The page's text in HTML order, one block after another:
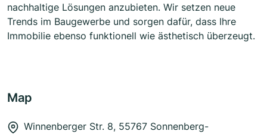
nachhaltige Lösungen anzubieten. Wir setzen neue
Trends im Baugewerbe und sorgen dafür, dass Ihre
Immobilie ebenso funktionell wie ästhetisch überzeugt.
Map
Winnenberger Str. 8, 55767 Sonnenberg-